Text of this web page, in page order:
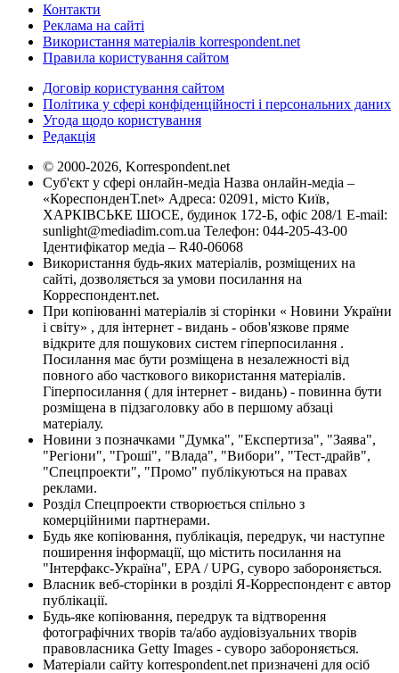
Контакти
Реклама на сайті
Використання матеріалів korrespondent.net
Правила користування сайтом
Договір користування сайтом
Політика у сфері конфіденційності і персональних даних
Угода щодо користування
Редакція
© 2000-2026, Korrespondent.net
Суб'єкт у сфері онлайн-медіа Назва онлайн-медіа –
«КореспонденТ.net» Адреса: 02091, місто Київ,
ХАРКІВСЬКЕ ШОСЕ, будинок 172-Б, офіс 208/1 E-mail:
sunlight@mediadim.com.ua Телефон: 044-205-43-00
Ідентифікатор медіа – R40-06068
Використання будь-яких матеріалів, розміщених на
сайті, дозволяється за умови посилання на
Корреспондент.net.
При копіюванні матеріалів зі сторінки « Новини України
і світу» , для інтернет - видань - обов'язкове пряме
відкрите для пошукових систем гіперпосилання .
Посилання має бути розміщена в незалежності від
повного або часткового використання матеріалів.
Гіперпосилання ( для інтернет - видань) - повинна бути
розміщена в підзаголовку або в першому абзаці
матеріалу.
Новини з позначками "Думка", "Експертиза", "Заява",
"Регіони", "Гроші", "Влада", "Вибори", "Тест-драйв",
"Спецпроекти", "Промо" публікуються на правах
реклами.
Розділ Спецпроекти створюється спільно з
комерційними партнерами.
Будь яке копіювання, публікація, передрук, чи наступне
поширення інформації, що містить посилання на
"Інтерфакс-Україна", EPA / UPG, суворо забороняється.
Власник веб-сторінки в розділі Я-Корреспондент є автор
публікації.
Будь-яке копіювання, передрук та відтворення
фотографічних творів та/або аудіовізуальних творів
правовласника Getty Images - суворо забороняється.
Матеріали сайту korrespondent.net призначені для осіб